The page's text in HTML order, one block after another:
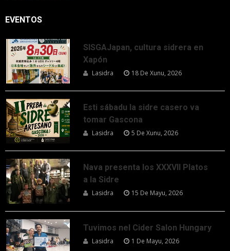
EVENTOS
SISGAJapan, cultura sidrera en
Xapón
Lasidra 18 De Xunu, 2026
Esti sábadu la sidre casero va
tomar Gascona
Lasidra 5 De Xunu, 2026
Nava presenta los XXXVII Platos
a la Sidre
Lasidra 15 De Mayu, 2026
Tuvimos nel Cider Salon Hungary
Lasidra 1 De Mayu, 2026